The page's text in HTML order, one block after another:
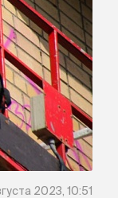
2023, 10:51